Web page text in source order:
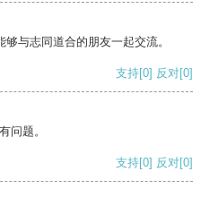
与志同道合的朋友一起交流。
支持[0] 反对[0]
问题。
支持[0] 反对[0]